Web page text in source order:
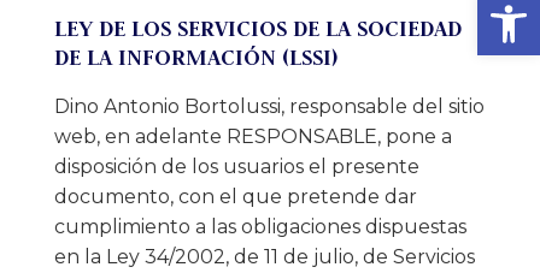
LEY DE LOS SERVICIOS DE LA SOCIEDAD
DE LA INFORMACIÓN (LSSI)
Dino Antonio Bortolussi, responsable del sitio
web, en adelante RESPONSABLE, pone a
disposición de los usuarios el presente
documento, con el que pretende dar
cumplimiento a las obligaciones dispuestas
en la Ley 34/2002, de 11 de julio, de Servicios